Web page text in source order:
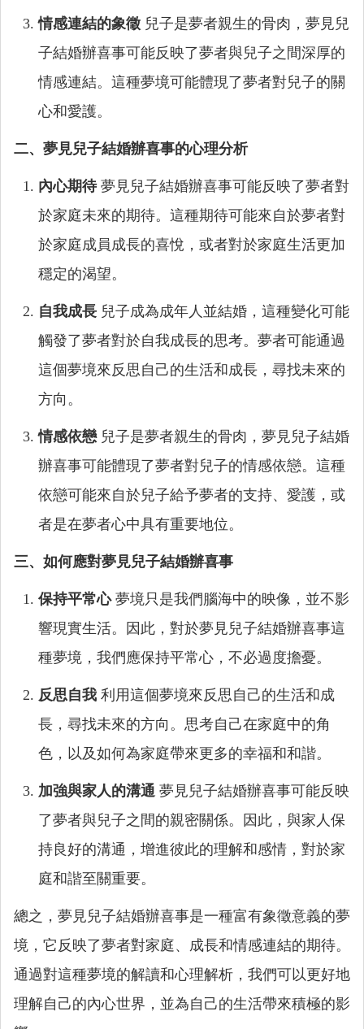
情感連結的象徵 兒子是夢者親生的骨肉，夢見兒
子結婚辦喜事可能反映了夢者與兒子之間深厚的
情感連結。這種夢境可能體現了夢者對兒子的關
心和愛護。
二、夢見兒子結婚辦喜事的心理分析
內心期待夢見兒子結婚辦喜事可能反映了夢者對
於家庭未來的期待。這種期待可能來自於夢者對
於家庭成員成長的喜悅，或者對於家庭生活更加
穩定的渴望。
自我成長 兒子成為成年人並結婚，這種變化可能
觸發了夢者對於自我成長的思考。夢者可能通過
這個夢境來反思自己的生活和成長，尋找未來的
方向。
情感依戀兒子是夢者親生的骨肉，夢見兒子結婚
辦喜事可能體現了夢者對兒子的情感依戀。這種
依戀可能來自於兒子給予夢者的支持、愛護，或
者是在夢者心中具有重要地位。
三、如何應對夢見兒子結婚辦喜事
保持平常心夢境只是我們腦海中的映像，並不影
響現實生活。因此，對於夢見兒子結婚辦喜事這
種夢境，我們應保持平常心，不必過度擔憂。
反思自我 利用這個夢境來反思自己的生活和成
長，尋找未來的方向。思考自己在家庭中的角
色，以及如何為家庭帶來更多的幸福和和諧。
加強與家人的溝通 夢見兒子結婚辦喜事可能反映
了夢者與兒子之間的親密關係。因此，與家人保
持良好的溝通，增進彼此的理解和感情，對於家
庭和諧至關重要。
總之，夢見兒子結婚辦喜事是一種富有象徵意義的夢
境，它反映了夢者對家庭、成長和情感連結的期待。
通過對這種夢境的解讀和心理解析，我們可以更好地
理解自己的內心世界，並為自己的生活帶來積極的影